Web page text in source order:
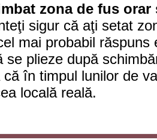
zona de fus
sigur că aţi setat
mai probabil
se plieze după
că în timpul lunilor de
locală reală.